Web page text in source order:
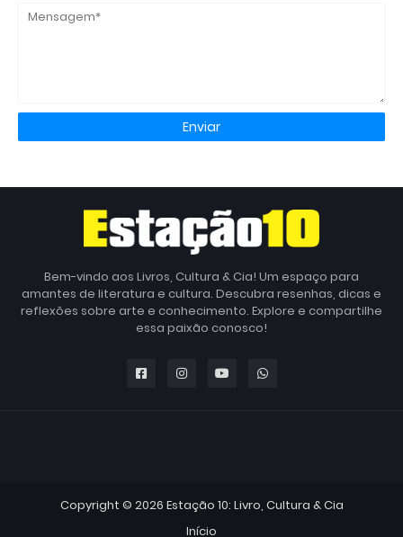
Bem-vindo aos Livros, Cultura & Cia! Um espaço para
amantes de literatura e cultura. Descubra resenhas, dicas e
reflexões sobre arte e conhecimento. Explore e compartilhe
essa paixão conosco!
Copyright © 2026 Estação 10: Livro, Cultura & Cia
Início